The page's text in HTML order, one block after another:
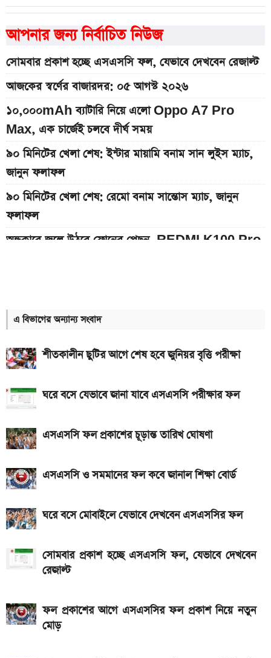
আপনার জন্য নির্বাচিত নিউজ
সোমবার প্রকাশ হচ্ছে এসএসসি ফল, যেভাবে দেখবেন রেজাল্ট
আজকের স্বর্ণের বাজারদর: ০৫ আগস্ট ২০২৬
১০,০০০mAh ব্যাটারি নিয়ে এলো Oppo A7 Pro
Max, এক চার্জেই চলবে দীর্ঘ সময়
৯০ মিনিটের খেলা শেষ: ইন্টার মায়ামি বনাম সান লুইস ম্যাচ,
জানুন ফলাফল
৯০ মিনিটের খেলা শেষ: রেমো বনাম সান্তোস ম্যাচ, জানুন
ফলাফল
অন্ধকারে জ্বলে উঠবে ফোনের পেছন, REDMI K100 Pro
১২ আগস্ট আসছে Realme 16x 5G, ৭,০০০mAh
ব্যাটারিসহ সম্ভাব্য দাম
৮০০০ mAh ব্যাটারি সহ আসছে Redmi Note 17 5G,
দাম কত?
একটু পর শুরু, Milan Vs Inter ম্যাচ; লাইভ দেখুন এখানে
ইন্টার মায়ামির বাকি দুই ম্যাচের সূচি প্রকাশ; যেভাবে দেখবেন
গ্যাসের দাম নিয়ে সুখবর, যা জানাল পেট্রোবাংলা
আজকের সকল দেশের টাকার রেট: ০৫ আগস্ট ২০২৬
আসছে টানা ৫ দিনের বৃষ্টি!
এ বিভাগের অন্যান্য সংবাদ
শীতকালীন ছুটির আগে শেষ হবে জুনিয়র বৃত্তি পরীক্ষা
ঘরে বসে যেভাবে জানা যাবে এসএসসি পরীক্ষার ফল
এসএসসি ফল প্রকাশের চূড়ান্ত তারিখ ঘোষণা
এসএসসি ও সমমানের ফল কবে জানাল শিক্ষা বোর্ড
ঘরে বসে মোবাইলে যেভাবে দেখবেন এসএসসির ফল
সোমবার প্রকাশ হচ্ছে এসএসসি ফল, যেভাবে দেখবেন
রেজাল্ট
ফল প্রকাশের আগে এসএসসির ফল প্রকাশ নিয়ে নতুন
মোড়